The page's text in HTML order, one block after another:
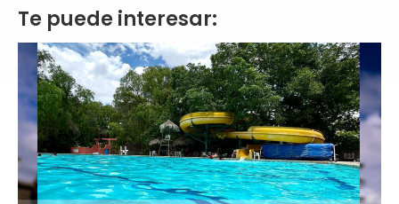
Te puede interesar: